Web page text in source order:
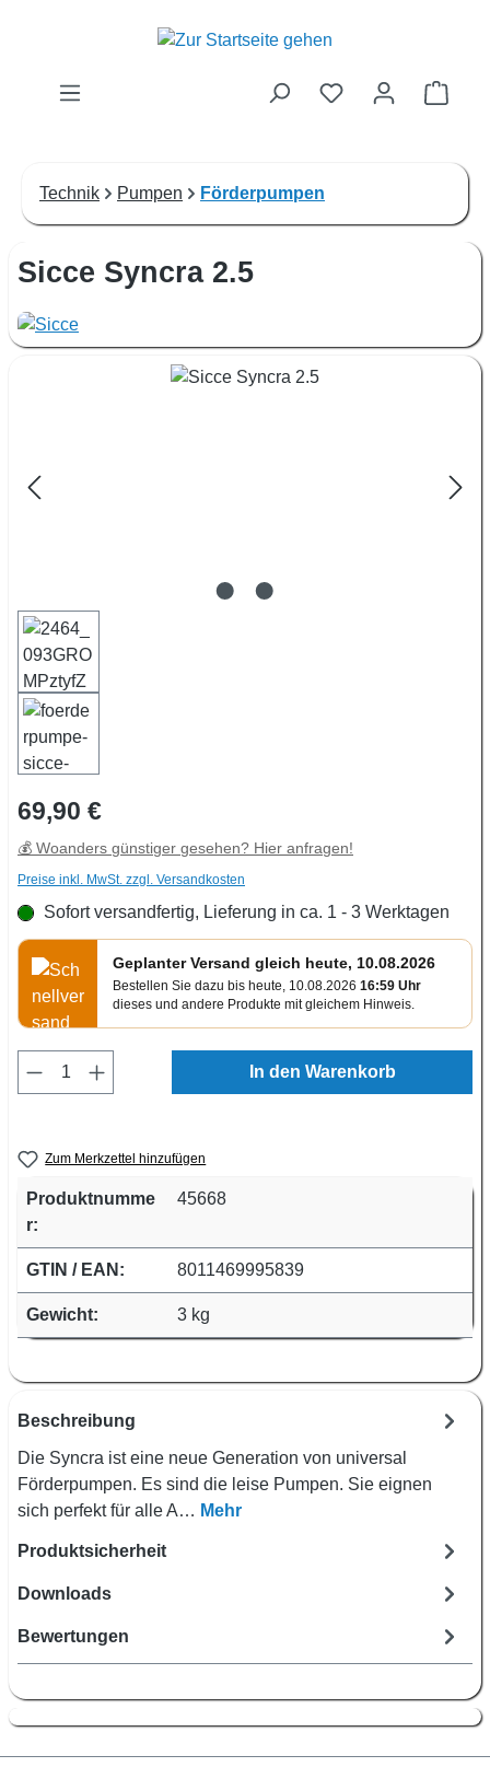
Zum Hauptinhalt springen
Technik Pumpen Förderpumpen
Sicce Syncra 2.5
Bildergalerie überspringen
Regulärer Preis:
69,90 €
💰 Woanders günstiger gesehen? Hier anfragen!
Preise inkl. MwSt. zzgl. Versandkosten
Sofort versandfertig, Lieferung in ca. 1 - 3 Werktagen
Geplanter Versand gleich heute, 10.08.2026
Bestellen Sie dazu bis heute, 10.08.2026 16:59 Uhr
dieses und andere Produkte mit gleichem Hinweis.
Produkt Anzahl: Gib den gewünschten
In den Warenkorb
Zum Merkzettel hinzufügen
Produktnumme
r:
45668
GTIN / EAN: 8011469995839
Gewicht: 3 kg
Beschreibung
Die Syncra ist eine neue Generation von universal
Förderpumpen. Es sind die leise Pumpen. Sie eignen
sich perfekt für alle A… Mehr
Produktsicherheit
Downloads
Bewertungen